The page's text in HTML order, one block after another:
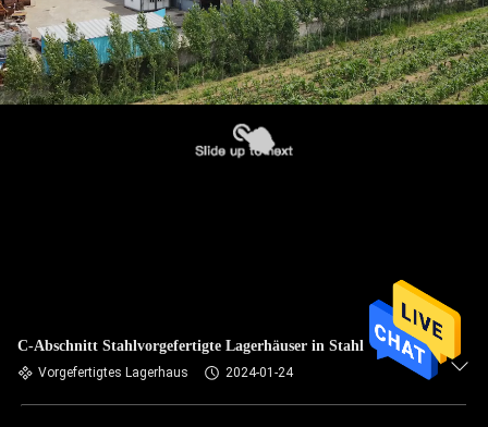
C-Abschnitt Stahlvorgefertigte Lagerhäuser in Stahl
Vorgefertigtes Lagerhaus 2024-01-24